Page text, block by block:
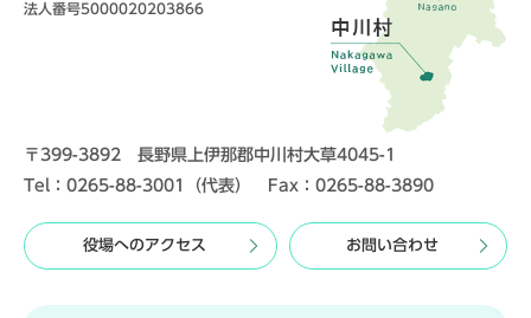
法人番号5000020203866
〒399-3892 長野県上伊那郡中川村大草4045-1
Tel：0265-88-3001（代表） Fax：0265-88-3890
役場へのアクセス お問い合わせ